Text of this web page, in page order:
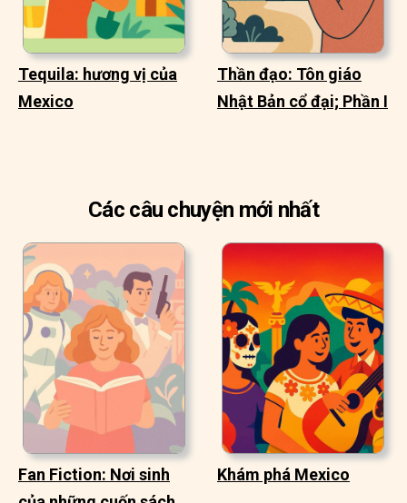
Tequila: hương vị của
Mexico
Thần đạo: Tôn giáo
Nhật Bản cổ đại; Phần I
Các câu chuyện mới nhất
Fan Fiction: Nơi sinh
Khám phá Mexico